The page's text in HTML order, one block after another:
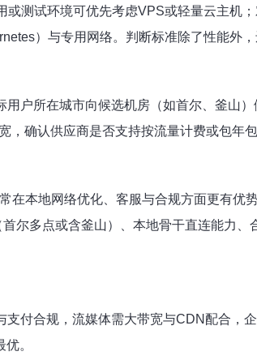
测试环境可优先考虑VPS或轻量云主机
）与专用网络。判断标准除了性能外
户所在城市向候选机房（如首尔、釜山
确认供应商是否支持按流量计费或包年
本地网络优化、客服与合规方面更有优
尔多点或含釜山）、本地骨干直连能力
付合规，流媒体需大带宽与CDN配合，
。